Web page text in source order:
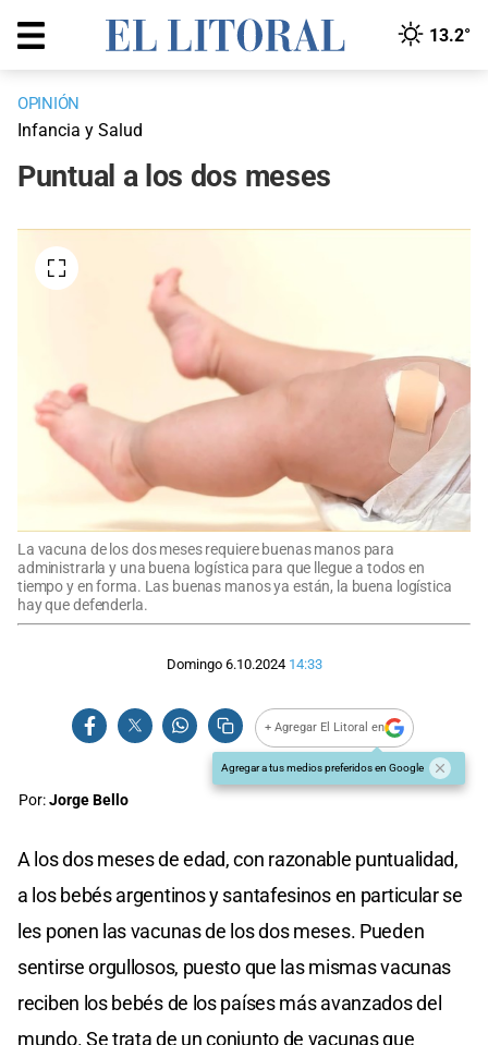
13.2°
OPINIÓN
Infancia y Salud
Puntual a los dos meses
La vacuna de los dos meses requiere buenas manos para
administrarla y una buena logística para que llegue a todos en
tiempo y en forma. Las buenas manos ya están, la buena logística
hay que defenderla.
Domingo 6.10.2024 14:33
+ Agregar El Litoral en
Agregar a tus medios preferidos en Google
Por:Jorge Bello
A los dos meses de edad, con razonable puntualidad,
a los bebés argentinos y santafesinos en particular se
les ponen las vacunas de los dos meses. Pueden
sentirse orgullosos, puesto que las mismas vacunas
reciben los bebés de los países más avanzados del
mundo. Se trata de un conjunto de vacunas que